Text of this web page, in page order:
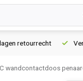
wandcontactdoos